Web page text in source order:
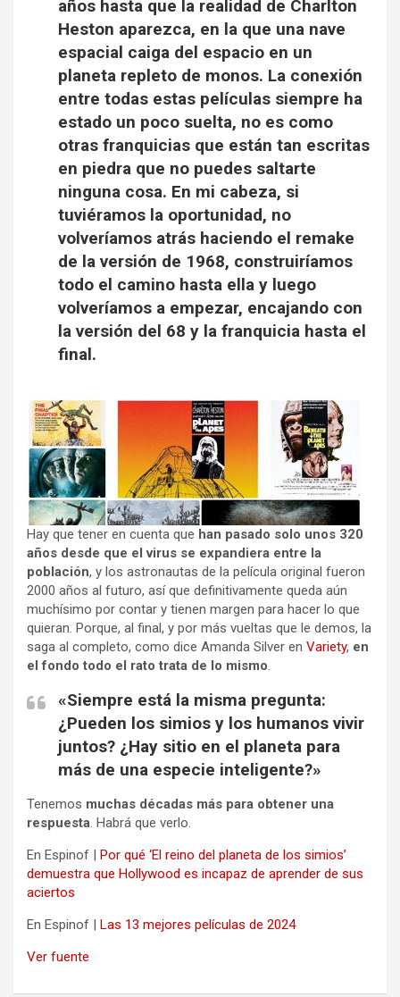
años hasta que la realidad de Charlton
Heston aparezca, en la que una nave
espacial caiga del espacio en un
planeta repleto de monos. La conexión
entre todas estas películas siempre ha
estado un poco suelta, no es como
otras franquicias que están tan escritas
en piedra que no puedes saltarte
ninguna cosa. En mi cabeza, si
tuviéramos la oportunidad, no
volveríamos atrás haciendo el remake
de la versión de 1968, construiríamos
todo el camino hasta ella y luego
volveríamos a empezar, encajando con
la versión del 68 y la franquicia hasta el
final.
Hay que tener en cuenta que han pasado solo unos 320
años desde que el virus se expandiera entre la
población, y los astronautas de la película original fueron
2000 años al futuro, así que definitivamente queda aún
muchísimo por contar y tienen margen para hacer lo que
quieran. Porque, al final, y por más vueltas que le demos, la
saga al completo, como dice Amanda Silver en Variety, en
el fondo todo el rato trata de lo mismo.
«Siempre está la misma pregunta:
¿Pueden los simios y los humanos vivir
juntos? ¿Hay sitio en el planeta para
más de una especie inteligente?»
Tenemos muchas décadas más para obtener una
respuesta. Habrá que verlo.
En Espinof | Por qué ‘El reino del planeta de los simios’
demuestra que Hollywood es incapaz de aprender de sus
aciertos
En Espinof | Las 13 mejores películas de 2024
Ver fuente